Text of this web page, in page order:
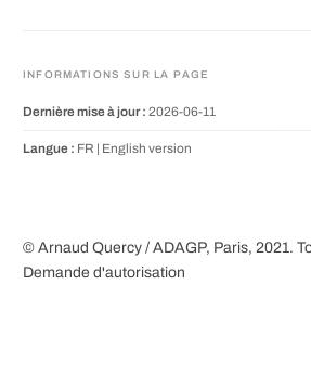
INFORMATIONS SUR LA PAGE
Dernière mise à jour : 2026-06-11
Langue : FR | English version
© Arnaud Quercy / ADAGP, Paris, 2021.
Demande d'autorisation